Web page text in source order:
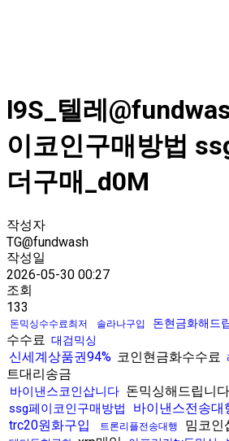
l9S_텔레
이코인구매방법
더구매_d0M
작성자
TG@fundwash
작성일
2026-05-30 00:27
조회
133
돈믹싱수수료최저 솔라나구입 돈현금화해드
수수료 대검믹싱
신세계상품권94% 코인현금화수수료
트대리송금
바이낸스코인삽니다 돈믹싱해드립니다
ssg페이코인구매방법 바이낸스전송대
trc20원화구입
트론리플전송대행 밈코인